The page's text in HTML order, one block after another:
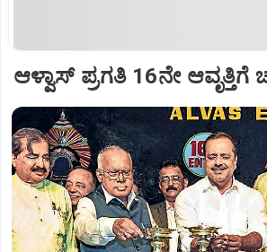
ಆಳ್ವಾಸ್‌ ಪ್ರಗತಿ 16ನೇ ಆವೃತ್ತಿಗೆ